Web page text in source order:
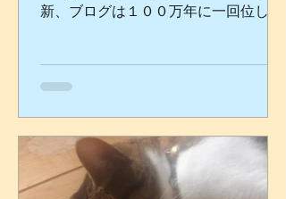
新、ブログは１００万年に一回位しか
これまた久し振りに更新、のついで
に、ブログ...